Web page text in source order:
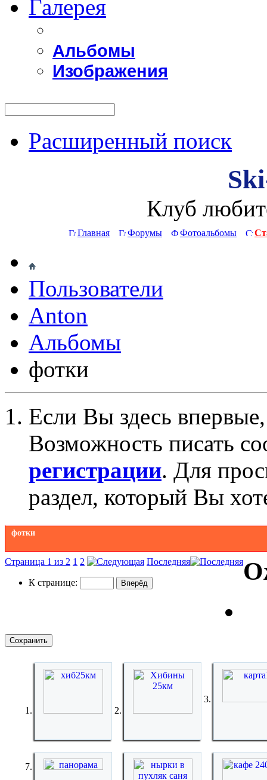
Галерея
Альбомы
Изображения
Расширенный поиск
Клуб
Главная Форумы Фотоальбомы
Пользователи
Anton
Альбомы
фотки
Если Вы здесь
Возможность писать
регистрации. Для
раздел, который Вы
фотки
Страница 1 из 2 1 2 Последняя
К странице: